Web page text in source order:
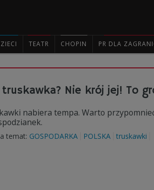
TEATR CHOPIN PR DLA
truskawka? Nie krój jej! To
nabiera tempa. Warto
temat: GOSPODARKA POLSKA truskawki